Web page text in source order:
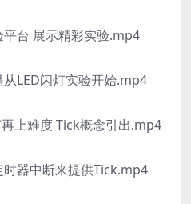
台 展示精彩实验.mp4
LED闪灯实验开始.mp4
上难度 Tick概念引出.mp4
器中断来提供Tick.mp4